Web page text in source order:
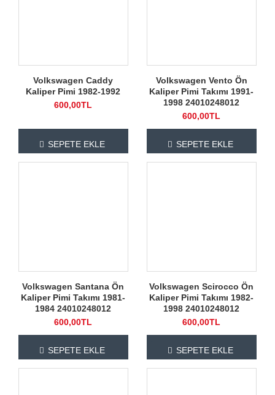
Volkswagen Caddy
Kaliper Pimi 1982-1992
600,00TL
SEPETE EKLE
Volkswagen Vento Ön
Kaliper Pimi Takımı 1991-
1998 24010248012
600,00TL
SEPETE EKLE
Volkswagen Santana Ön
Kaliper Pimi Takımı 1981-
1984 24010248012
600,00TL
SEPETE EKLE
Volkswagen Scirocco Ön
Kaliper Pimi Takımı 1982-
1998 24010248012
600,00TL
SEPETE EKLE